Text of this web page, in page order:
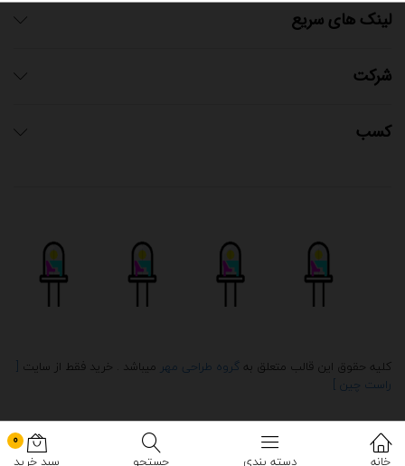
لینک های سریع
شرکت
کسب
کلیه حقوق این قالب متعلق به گروه طراحی مهر میباشد . خرید فقط از سایت [
راست چین ]
خانه دسته بندی جستجو
0
سبد خرید